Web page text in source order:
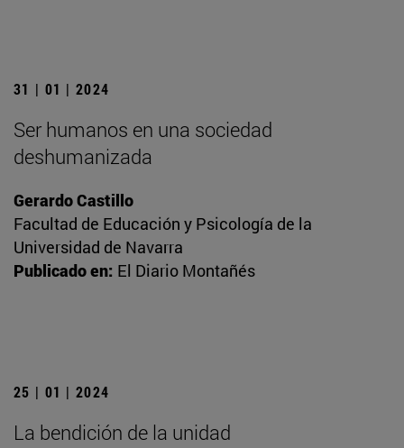
31 | 01 | 2024
Ser humanos en una sociedad
deshumanizada
Gerardo Castillo
Facultad de Educación y Psicología de la
Universidad de Navarra
Publicado en: El Diario Montañés
25 | 01 | 2024
La bendición de la unidad